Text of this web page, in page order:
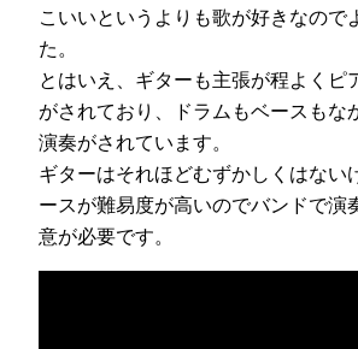
こいいというよりも歌が好きなので
た。
とはいえ、ギターも主張が程よくピ
がされており、ドラムもベースもな
演奏がされています。
ギターはそれほどむずかしくはない
ースが難易度が高いのでバンドで演
意が必要です。